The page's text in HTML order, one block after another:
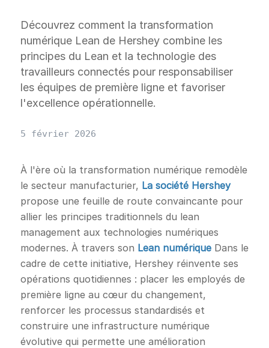
Découvrez comment la transformation
numérique Lean de Hershey combine les
principes du Lean et la technologie des
travailleurs connectés pour responsabiliser
les équipes de première ligne et favoriser
l'excellence opérationnelle.
5 février 2026
À l'ère où la transformation numérique remodèle
le secteur manufacturier, La société Hershey
propose une feuille de route convaincante pour
allier les principes traditionnels du lean
management aux technologies numériques
modernes. À travers son Lean numériqueDans le
cadre de cette initiative, Hershey réinvente ses
opérations quotidiennes : placer les employés de
première ligne au cœur du changement,
renforcer les processus standardisés et
construire une infrastructure numérique
évolutive qui permette une amélioration